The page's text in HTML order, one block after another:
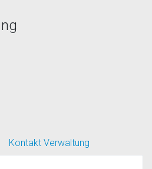
Kontakt Verwaltung